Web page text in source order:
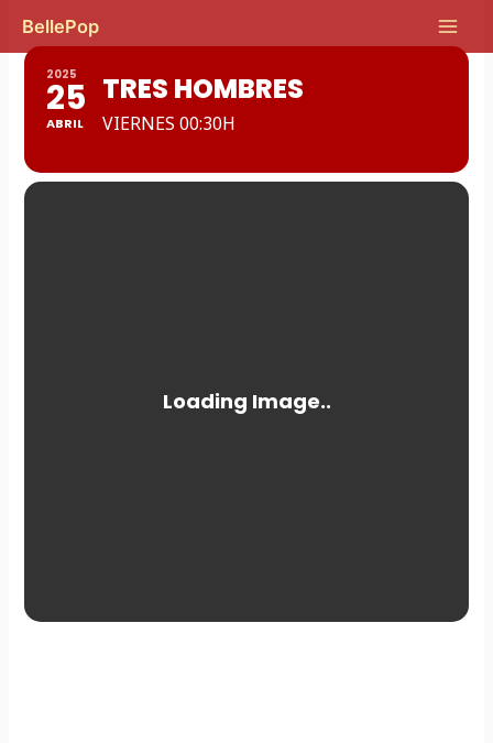
contenido
BellePop
Main
2025
25
ABRIL
TRES HOMBRES
VIERNES 00:30H